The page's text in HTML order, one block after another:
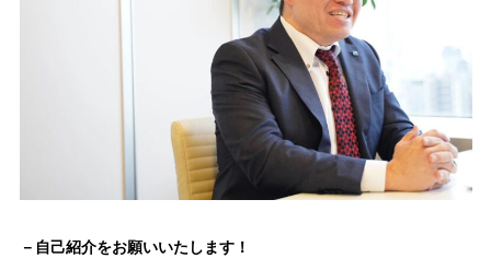
－自己紹介をお願いいたします！